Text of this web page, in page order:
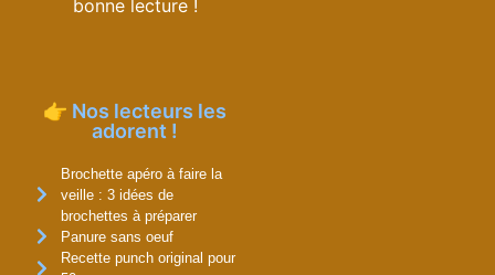
bonne lecture !
👉 Nos lecteurs les
adorent !
Brochette apéro à faire la
veille : 3 idées de
brochettes à préparer
Panure sans oeuf
Recette punch original pour